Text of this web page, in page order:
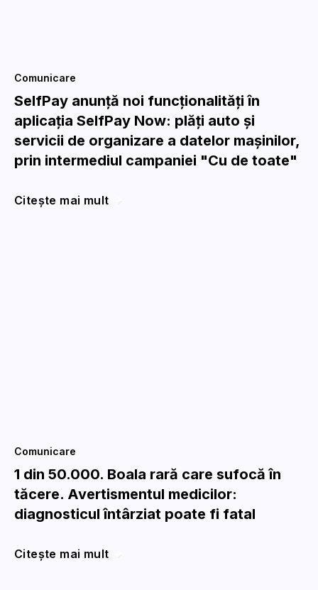
Comunicare
SelfPay anunță noi funcționalități în
aplicația SelfPay Now: plăți auto și
servicii de organizare a datelor mașinilor,
prin intermediul campaniei "Cu de toate"
Citește mai mult
Comunicare
1 din 50.000. Boala rară care sufocă în
tăcere. Avertismentul medicilor:
diagnosticul întârziat poate fi fatal
Citește mai mult